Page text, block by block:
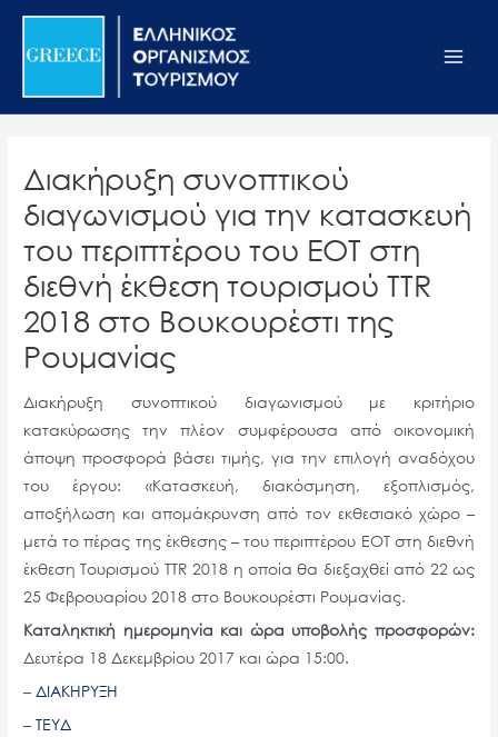
Σημείωση:
ιστότοπος
σύστημα
προσβασιμότητας.
Μετάβαση
περιεχόμενο
Διακήρυξη συνοπτικού
διαγωνισμού για την κατασκευή
του περιπτέρου του ΕΟΤ στη
διεθνή έκθεση τουρισμού TTR
2018 στο Βουκουρέστι της
Ρουμανίας
Διακήρυξη συνοπτικού διαγωνισμού με κριτήριο
κατακύρωσης την πλέον συμφέρουσα από οικονομική
άποψη προσφορά βάσει τιμής, για την επιλογή αναδόχου
του έργου: «Κατασκευή, διακόσμηση, εξοπλισμός,
αποξήλωση και απομάκρυνση από τον εκθεσιακό χώρο –
μετά το πέρας της έκθεσης – του περιπτέρου ΕΟΤ στη διεθνή
έκθεση Τουρισμού TTR 2018 η οποία θα διεξαχθεί από 22 ως
25 Φεβρουαρίου 2018 στο Βουκουρέστι Ρουμανίας.
Καταληκτική ημερομηνία και ώρα υποβολής προσφορών:
Δευτέρα 18 Δεκεμβρίου 2017 και ώρα 15:00.
–ΔΙΑΚΗΡΥΞΗ
–ΤΕΥΔ